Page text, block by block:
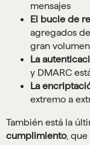
mensajes
El bucle de
agregados
gran volumen.
La
y DMARC
La
extremo a
También está la
cumplimiento, que